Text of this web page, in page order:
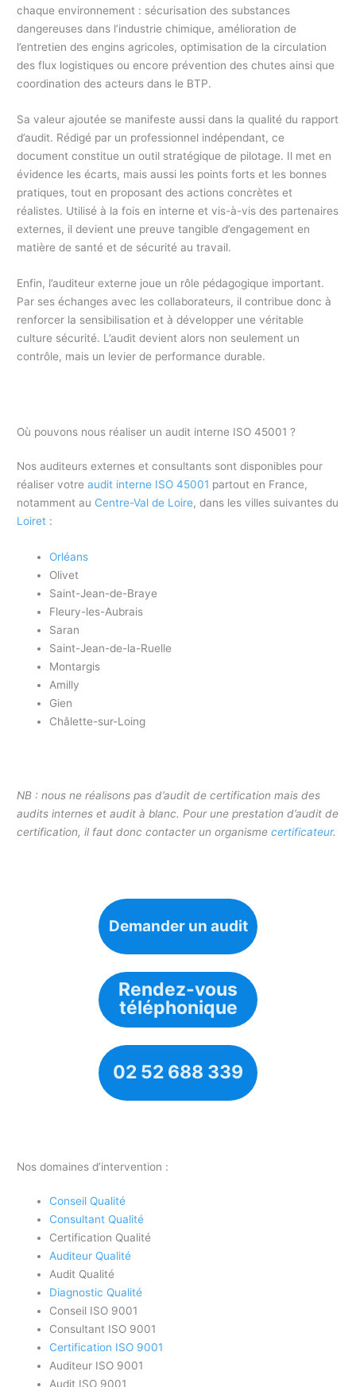
chaque environnement : sécurisation des substances
dangereuses dans l’industrie chimique, amélioration de
l’entretien des engins agricoles, optimisation de la circulation
des flux logistiques ou encore prévention des chutes ainsi que
coordination des acteurs dans le BTP.
Sa valeur ajoutée se manifeste aussi dans la qualité du rapport
d’audit. Rédigé par un professionnel indépendant, ce
document constitue un outil stratégique de pilotage. Il met en
évidence les écarts, mais aussi les points forts et les bonnes
pratiques, tout en proposant des actions concrètes et
réalistes. Utilisé à la fois en interne et vis-à-vis des partenaires
externes, il devient une preuve tangible d’engagement en
matière de santé et de sécurité au travail.
Enfin, l’auditeur externe joue un rôle pédagogique important.
Par ses échanges avec les collaborateurs, il contribue donc à
renforcer la sensibilisation et à développer une véritable
culture sécurité. L’audit devient alors non seulement un
contrôle, mais un levier de performance durable.
Où pouvons nous réaliser un audit interne ISO 45001 ?
Nos auditeurs externes et consultants sont disponibles pour
réaliser votreaudit interne ISO 45001 partout en France,
notamment au Centre-Val de Loire, dans les villes suivantes du
Loiret :
Orléans
Olivet
Saint-Jean-de-Braye
Fleury-les-Aubrais
Saran
Saint-Jean-de-la-Ruelle
Montargis
Amilly
Gien
Châlette-sur-Loing
NB : nous ne réalisons pas d’audit de certification mais des
audits internes et audit à blanc. Pour une prestation d’audit de
certification, il faut donc contacter un organismecertificateur.
Demander un audit
Rendez-vous
téléphonique
02 52 688 339
Nos domaines d’intervention :
Conseil Qualité
Consultant Qualité
Certification Qualité
Auditeur Qualité
Audit Qualité
Diagnostic Qualité
Conseil ISO 9001
Consultant ISO 9001
Certification ISO 9001
Auditeur ISO 9001
Audit ISO 9001